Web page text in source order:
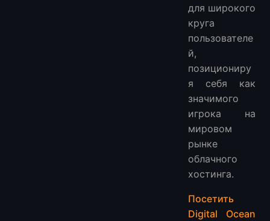
для широкого
круга
пользователе
й,
позициониру
я себя как
значимого
игрока на
мировом
рынке
облачного
хостинга.
Посетить
Digital Ocean